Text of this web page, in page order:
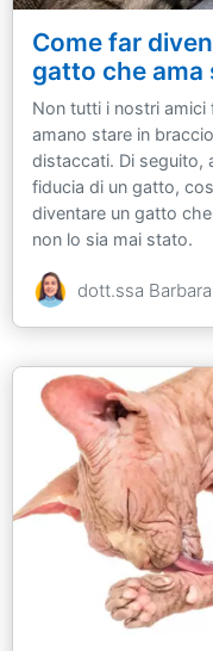
Come far
gatto che
Non tutti i nostri amici
amano stare in
distaccati. Di seguito,
fiducia di un gatto,
diventare un gatto
non lo sia mai stato.
dott.ssa